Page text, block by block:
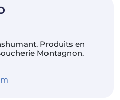
Produits en
Montagnon.